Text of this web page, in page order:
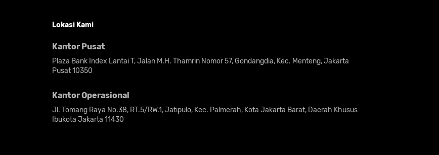
Lokasi Kami
Kantor Pusat
Plaza Bank Index Lantai T, Jalan M.H. Thamrin Nomor 57, Gondangdia, Kec. Menteng, Jakarta
Pusat 10350
Kantor Operasional
Jl. Tomang Raya No.38, RT.5/RW.1, Jatipulo, Kec. Palmerah, Kota Jakarta Barat, Daerah Khusus
Ibukota Jakarta 11430